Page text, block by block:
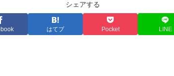
シェアする
はてブ Pocket LINE